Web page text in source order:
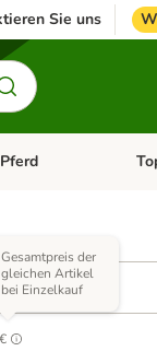
Sie uns
Menü öffnen:
Pferd
4 x 200 ml
Gesamtpreis der
gleichen Artikel
bei Einzelkauf